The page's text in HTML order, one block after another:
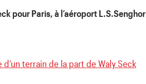
pour Paris, à l’aéroport L.S.Senghor
terrain de la part de Waly Seck